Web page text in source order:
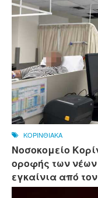
ΚΟΡΙΝΘΙΑΚΑ
Νοσοκομείο
οροφής των
εγκαίνια από